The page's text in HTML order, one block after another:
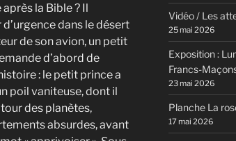
la Bible ? Il
dans le désert
de son avion, un petit
d’abord de
: le petit prince a
poil vaniteuse, dont il
des planètes,
absurdes, avant
Vidéo / Les
25 mai 2026
Exposition :
Francs-
23 mai 2026
Planche La
17 mai 2026